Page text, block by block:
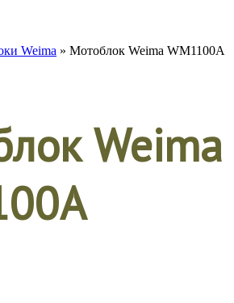
Weima » Мотоблок Weima WM1100A
Weima